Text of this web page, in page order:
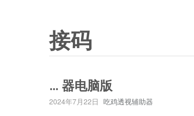
接码
… 器电脑版
2024年7月22日 吃鸡透视辅助器